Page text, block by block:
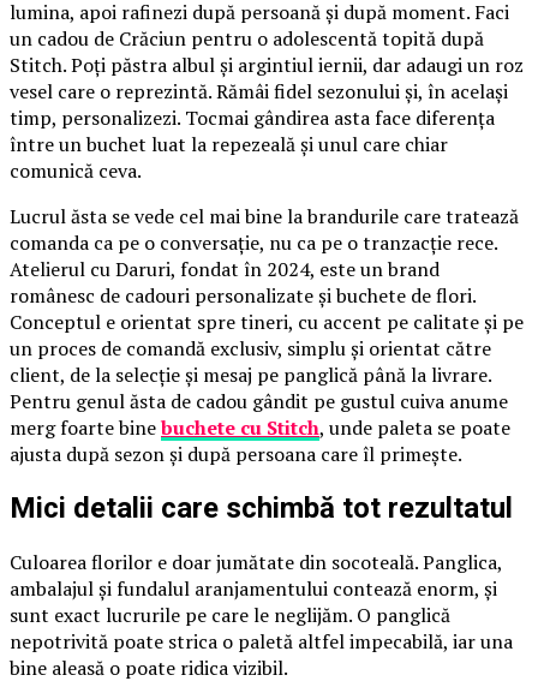
lumina, apoi rafinezi după persoană și după moment. Faci
un cadou de Crăciun pentru o adolescentă topită după
Stitch. Poți păstra albul și argintiul iernii, dar adaugi un roz
vesel care o reprezintă. Rămâi fidel sezonului și, în același
timp, personalizezi. Tocmai gândirea asta face diferența
între un buchet luat la repezeală și unul care chiar
comunică ceva.
Lucrul ăsta se vede cel mai bine la brandurile care tratează
comanda ca pe o conversație, nu ca pe o tranzacție rece.
Atelierul cu Daruri, fondat în 2024, este un brand
românesc de cadouri personalizate și buchete de flori.
Conceptul e orientat spre tineri, cu accent pe calitate și pe
un proces de comandă exclusiv, simplu și orientat către
client, de la selecție și mesaj pe panglică până la livrare.
Pentru genul ăsta de cadou gândit pe gustul cuiva anume
merg foarte binebuchete cu Stitch, unde paleta se poate
ajusta după sezon și după persoana care îl primește.
Mici detalii care schimbă tot rezultatul
Culoarea florilor e doar jumătate din socoteală. Panglica,
ambalajul și fundalul aranjamentului contează enorm, și
sunt exact lucrurile pe care le neglijăm. O panglică
nepotrivită poate strica o paletă altfel impecabilă, iar una
bine aleasă o poate ridica vizibil.